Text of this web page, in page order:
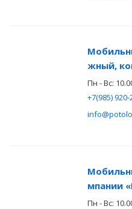
жный,
Пн - Вс:
+7(985) 920-
мпании
Пн - Вс: